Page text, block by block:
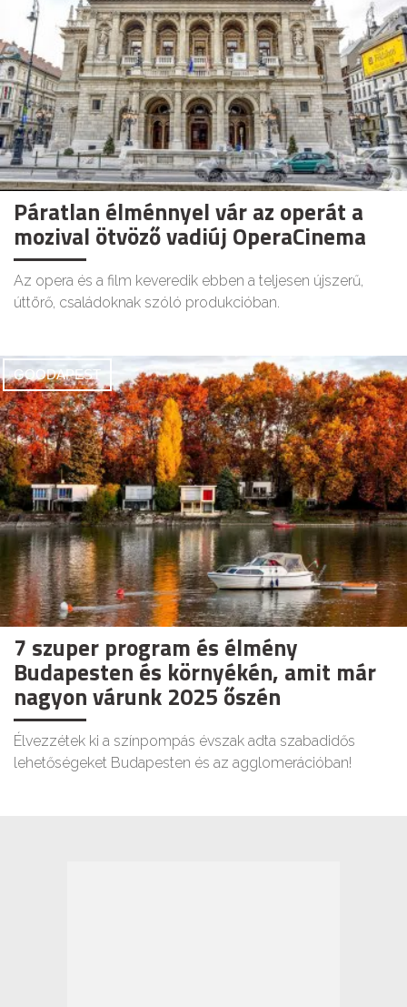
Páratlan élménnyel vár az operát a
mozival ötvöző vadiúj OperaCinema
Az opera és a film keveredik ebben a teljesen újszerű,
úttörő, családoknak szóló produkcióban.
GOODAPEST
7 szuper program és élmény
Budapesten és környékén, amit már
nagyon várunk 2025 őszén
Élvezzétek ki a színpompás évszak adta szabadidős
lehetőségeket Budapesten és az agglomerációban!